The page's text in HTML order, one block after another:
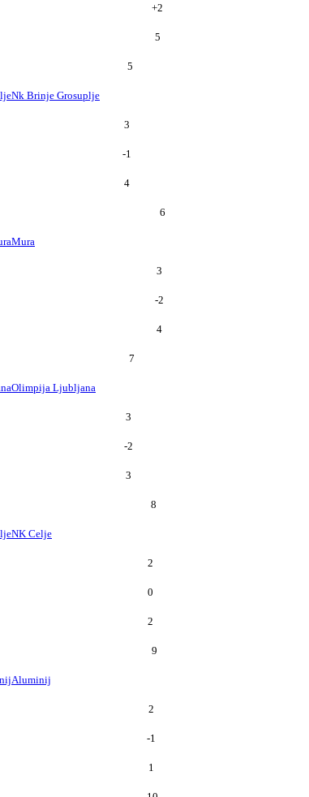
+2
5
5
Nk Brinje Grosuplje
3
-1
4
6
Mura
3
-2
4
7
Olimpija Ljubljana
3
-2
3
8
NK Celje
2
0
2
9
Aluminij
2
-1
1